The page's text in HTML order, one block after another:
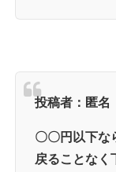
投稿者：匿名
〇〇円以下な
戻ることなく